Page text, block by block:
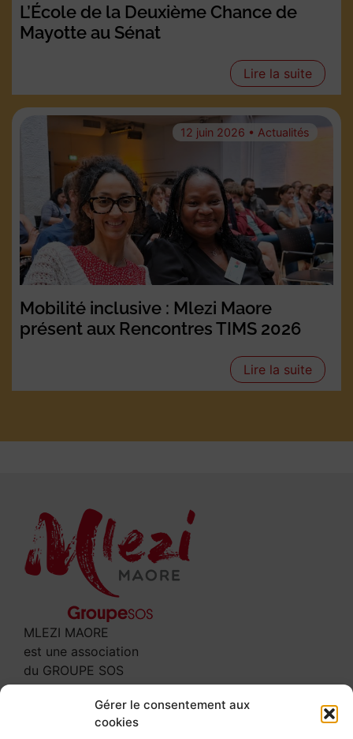
Gérer le consentement aux
cookies
L’École de la Deuxième Chance de
Mayotte au Sénat
Lire la suite
12 juin 2026 • Actualités
Mobilité inclusive : Mlezi Maore
présent aux Rencontres TIMS 2026
Lire la suite
MLEZI MAORE
est une association
du GROUPE SOS